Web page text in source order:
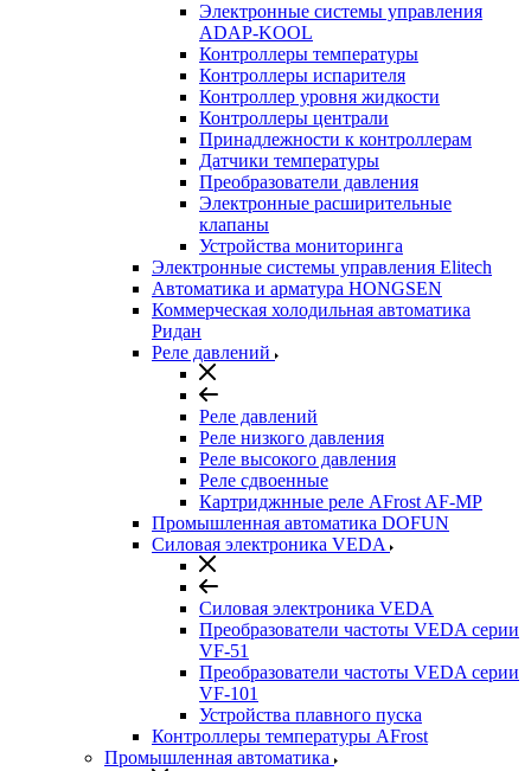
Электронные системы управления
ADAP-KOOL
Контроллеры температуры
Контроллеры испарителя
Контроллер уровня жидкости
Контроллеры централи
Принадлежности к контроллерам
Датчики температуры
Преобразователи давления
Электронные расширительные
клапаны
Устройства мониторинга
Электронные системы управления Elitech
Автоматика и арматура HONGSEN
Коммерческая холодильная автоматика
Ридан
Реле давлений
Реле давлений
Реле низкого давления
Реле высокого давления
Реле сдвоенные
Картриджнные реле AFrost AF-MP
Промышленная автоматика DOFUN
Силовая электроника VEDA
Силовая электроника VEDA
Преобразователи частоты VEDA серии
VF-51
Преобразователи частоты VEDA серии
VF-101
Устройства плавного пуска
Контроллеры температуры AFrost
Промышленная автоматика